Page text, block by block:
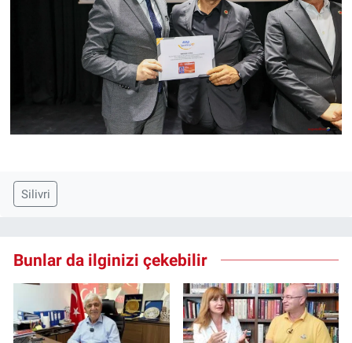
Silivri
Bunlar da ilginizi çekebilir